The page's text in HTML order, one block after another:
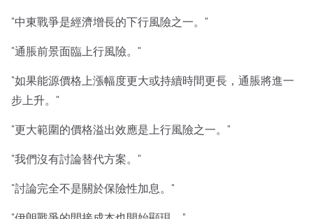
"中東戰爭是經濟增長的下行風險之一。"
"通脹前景面臨上行風險。"
"如果能源價格上漲幅度更大或持續時間更長，通脹將進一
步上升。"
"更大範圍的價格溢出效應是上行風險之一。"
"我們沒有討論替代方案。"
"討論完全不是關於保險性加息。"